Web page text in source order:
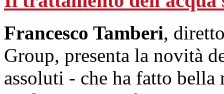
Francesco Tamberi,
Group, presenta la novità
assoluti - che ha fatto bella